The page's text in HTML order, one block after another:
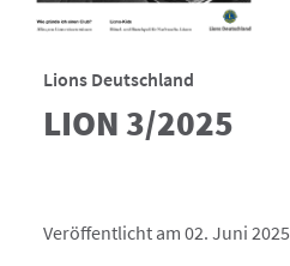
Lions Deutschland
LION 3/2025
Veröffentlicht am 02. Juni 2025